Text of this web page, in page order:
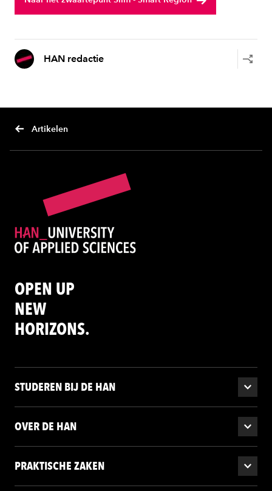
HAN redactie
Artikelen
OPEN UP
NEW
HORIZONS.
STUDEREN BIJ DE HAN
OVER DE HAN
PRAKTISCHE ZAKEN